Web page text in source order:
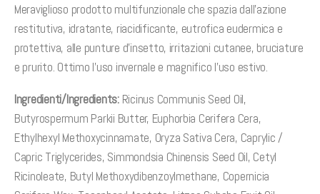
Meraviglioso prodotto multifunzionale che spazia dall’azione
restitutiva, idratante, riacidificante, eutrofica eudermica e
protettiva, alle punture d’insetto, irritazioni cutanee, bruciature
e prurito. Ottimo l’uso invernale e magnifico l’uso estivo.
Ingredienti/Ingredients:Ricinus Communis Seed Oil,
Butyrospermum Parkii Butter, Euphorbia Cerifera Cera,
Ethylhexyl Methoxycinnamate, Oryza Sativa Cera, Caprylic /
Capric Triglycerides, Simmondsia Chinensis Seed Oil, Cetyl
Ricinoleate, Butyl Methoxydibenzoylmethane, Copernicia